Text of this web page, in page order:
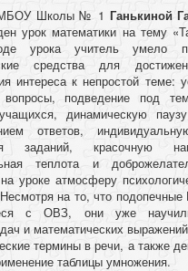
МБОУ Школы № 1 Ганькиной
урок математики на тему
урока учитель умело
средства для
интереса к непростой теме:
вопросы, подведение под
динамическую
ответов,
заданий, красочную
теплота и
уроке атмосферу
на то, что
с ОВЗ, они уже
и математических
термины в речи, а также
таблицы умножения.